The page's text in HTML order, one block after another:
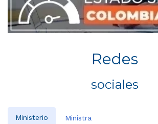
Redes
sociales
Ministerio Ministra